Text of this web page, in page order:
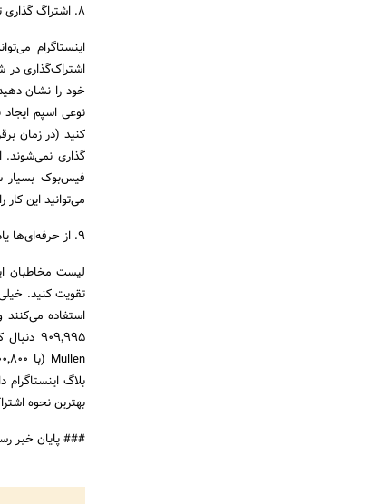
۸. اشتراگ گذاری تصاویر را گسترش دهید
اینستاگرام
اشتراک‌گذاری در
خود را نشان
نوعی اسپم
کنید (در زمان
فیس‌بوک بسیار
می‌توانید این کار
۹. از حرفه‌ای‌ها یاد بگیرید
لیست مخاطبان
تقویت کنید.
بلاگ
بهترین نحوه
### پایان خبر